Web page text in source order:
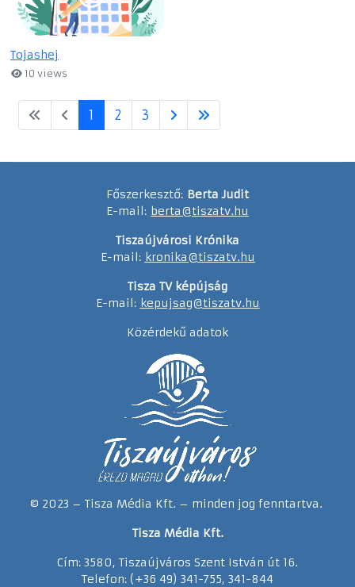
Tojashej
10 views
1 2 3
Főszerkesztő: Berta Judit
E-mail: berta@tiszatv.hu
Tiszaújvárosi Krónika
E-mail: kronika@tiszatv.hu
Tisza TV képújság
E-mail: kepujsag@tiszatv.hu
Közérdekű adatok
© 2023 – Tisza Média Kft. – minden jog fenntartva.
Tisza Média Kft.
Cím: 3580, Tiszaújváros Szent István út 16.
Telefon: (+36 49) 341-755, 341-844